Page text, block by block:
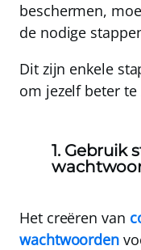
beschermen,
de nodige
Dit zijn enkele
om jezelf beter
1. Gebruik
Het creëren van
wachtwoorden